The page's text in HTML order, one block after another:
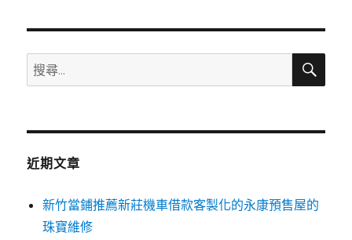
搜
尋
鍵
搜
近期文章
新竹當鋪推薦新莊機車借款客製化的永康預售屋的
珠寶維修